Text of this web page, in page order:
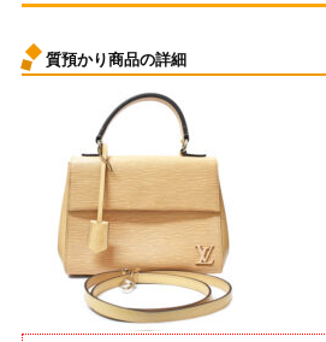
質預かり商品の詳細